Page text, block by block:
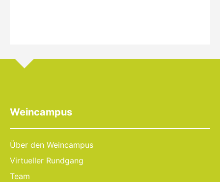
Weincampus
Über den Weincampus
Virtueller Rundgang
Team